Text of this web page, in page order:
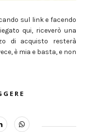
sul link e facendo
qui, riceverò una
di acquisto resterà
è mia e basta, e non